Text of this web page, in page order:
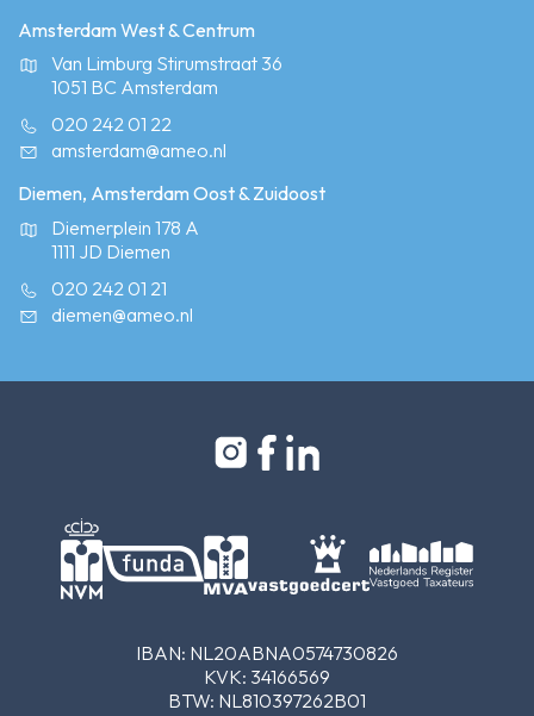
Amsterdam West & Centrum
Van Limburg Stirumstraat 36
1051 BC Amsterdam
020 242 01 22
amsterdam@ameo.nl
Diemen, Amsterdam Oost & Zuidoost
Diemerplein 178 A
1111 JD Diemen
020 242 01 21
diemen@ameo.nl
IBAN: NL20ABNA0574730826
KVK: 34166569
BTW: NL810397262B01